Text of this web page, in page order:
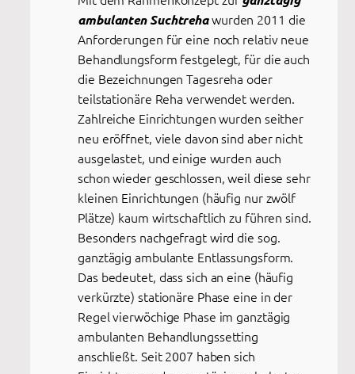
ambulanten Suchtrehawurden 2011 die
Anforderungen für eine noch relativ neue
Behandlungsform festgelegt, für die auch
die Bezeichnungen Tagesreha oder
teilstationäre Reha verwendet werden.
Zahlreiche Einrichtungen wurden seither
neu eröffnet, viele davon sind aber nicht
ausgelastet, und einige wurden auch
schon wieder geschlossen, weil diese sehr
kleinen Einrichtungen (häufig nur zwölf
Plätze) kaum wirtschaftlich zu führen sind.
Besonders nachgefragt wird die sog.
ganztägig ambulante Entlassungsform.
Das bedeutet, dass sich an eine (häufig
verkürzte) stationäre Phase eine in der
Regel vierwöchige Phase im ganztägig
ambulanten Behandlungssetting
anschließt. Seit 2007 haben sich